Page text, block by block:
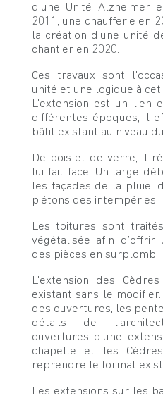
d’une Unité Alzheimer
2011, une chaufferie en
la création d’une unité
chantier en 2020.
Ces travaux sont
unité et une logique à
L’extension est un lien
différentes époques, il
bâtit existant au niveau
De bois et de verre, il
lui fait face. Un large
les façades de la pluie,
piétons des intempéries.
Les toitures sont
végétalisée afin
des pièces en surplomb.
L’extension des
existant sans le
des ouvertures, les
détails de
ouvertures d’une
chapelle et les
reprendre le format
Les extensions sur les